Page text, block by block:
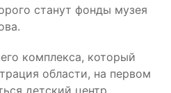
станут фонды музея
комплекса, который
области, на первом
детский центр